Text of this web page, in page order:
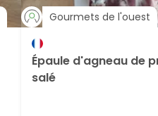
Gourmets de l'ouest
Épaule d'agneau de
salé